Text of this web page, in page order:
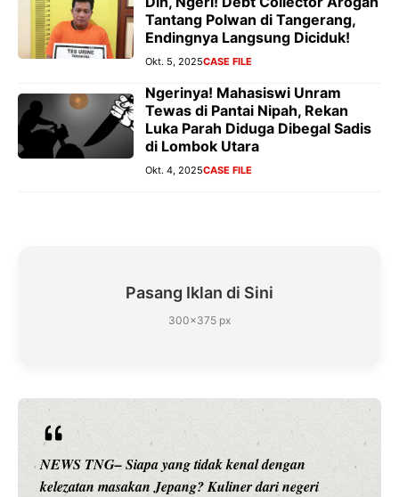
Tantang Polwan di Tangerang,
Endingnya Langsung Diciduk!
Okt. 5, 2025CASE FILE
Ngerinya! Mahasiswi Unram
Tewas di Pantai Nipah, Rekan
Luka Parah Diduga Dibegal Sadis
di Lombok Utara
Okt. 4, 2025CASE FILE
Pasang Iklan di Sini
300×375 px
NEWS TNG– Siapa yang tidak kenal dengan
kelezatan masakan Jepang? Kuliner dari negeri